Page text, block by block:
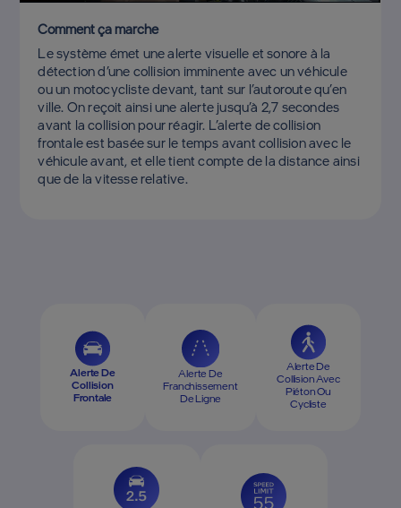
Comment ça marche
Le système émet une alerte visuelle et sonore à la
détection d’une collision imminente avec un véhicule
ou un motocycliste devant, tant sur l’autoroute qu’en
ville. On reçoit ainsi une alerte jusqu’à 2,7 secondes
avant la collision pour réagir. L’alerte de collision
frontale est basée sur le temps avant collision avec le
véhicule avant, et elle tient compte de la distance ainsi
que de la vitesse relative.
Alerte De
Collision
Frontale
Alerte De
Franchissement
De Ligne
Alerte De
Collision Avec
Piéton Ou
Cycliste